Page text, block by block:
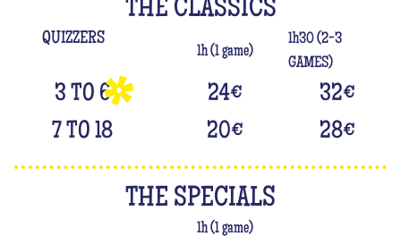
THE CLASSICS
QUIZZERS
1h (1 game)
1h30 (2-3
GAMES)
3 TO 6 24€ 32€
7 TO 18
20€ 28€
THE SPECIALS
1h (1 game)